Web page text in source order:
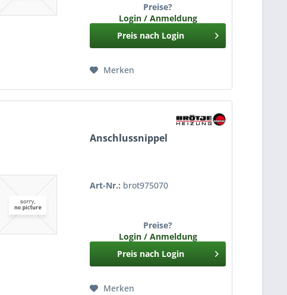
Preise?
Login / Anmeldung
Preis nach Login
Merken
Anschlussnippel
Art-Nr.: brot975070
Preise?
Login / Anmeldung
Preis nach Login
Merken